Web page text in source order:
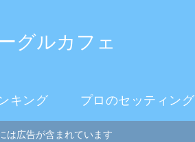
グルカフェ
キング プロのセッティング
は広告が含まれています